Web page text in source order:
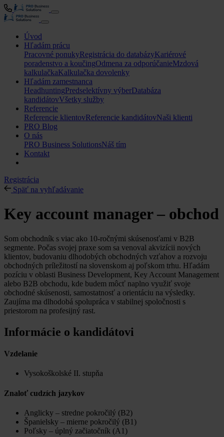
Úvod
Hľadám prácu
Pracovné ponukyRegistrácia do databázyKariérové
poradenstvo a koučingOdmena za odporúčanieMzdová
kalkulačkaKalkulačka dovolenky
Hľadám zamestnanca
HeadhuntingPredselektívny výberDatabáza
kandidátovVšetky služby
Referencie
Referencie klientovReferencie kandidátovNaši klienti
PRO Blog
O nás
PRO Business SolutionsNáš tím
Kontakt
Registrácia
Späť na vyhľadávanie
Key account manager – obchod
Som obchodník s viac ako 10-ročnými skúsenosťami v B2B
segmente. Počas svojej praxe som sa venoval akvizícii nových
klientov, budovaniu dlhodobých obchodných vzťahov a rozvoju
obchodných príležitostí na slovenskom aj poľskom trhu. Hľadám
pozíciu v oblasti Business Development, Key Account Management
alebo B2B obchodu, kde budem môcť naplno využiť svoje
obchodné skúsenosti, samostatnosť a orientáciu na výsledky.
Zaujíma ma dlhodobá spolupráca v stabilnej spoločnosti s
priestorom na profesijný rast.
Informácie o kandidátovi
Vzdelanie
Vysokoškolské II. stupňa
Znaloť cudzích jazykov
Anglicky – stredne pokročilý (B2)
Španielsky – mierne pokročilý (B1)
Poľsky – úplný začiatočník (A1)